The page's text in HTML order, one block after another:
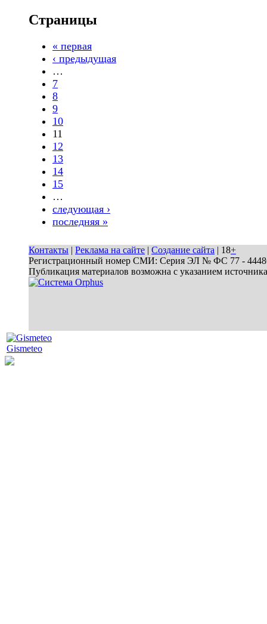
Страницы
« первая
‹ предыдущая
…
7
8
9
10
11
12
13
14
15
…
следующая ›
последняя »
Контакты | Реклама на сайте | Создание сайта | 18+
Регистрационный номер СМИ: Серия ЭЛ № ФС 77 - 44486
Публикация материалов возможна с указанием
Gismeteo